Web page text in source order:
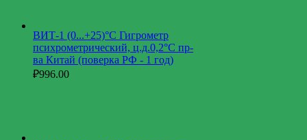
ВИТ-1 (0...+25)°С Гигрометр
психрометрический, ц.д.0,2°С пр-
ва Китай (поверка РФ - 1 год)
₽996.00